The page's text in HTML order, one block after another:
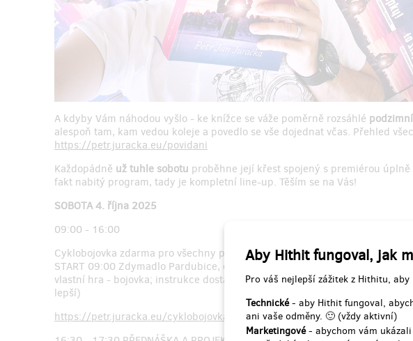
Aby Hithit fungoval, jak
Pro váš nejlepší zážitek z Hithitu,
Technické- aby Hithit fungoval,
ani vaše odměny. 🙂 (vždy aktivní)
Marketingové- abychom vám
A kdyby Vám náhodou vyšlo - ke knížce se váže poměrně rozsáhlé
alespoň tam, kam vedou koleje a povedlo se vše dojednat včas. Přehled
https://petr.juracka.eu/povidani
Každopádně už tuhle sobotu proběhne její křest spojený s premiérou
fakt nabitý program, tady je kompletní line-up. Těším se na Vás!
SOBOTA 4. října 2025
09:00 - 16:00
Cyklobojovka zdarma pro všechny příchozí zájemce o hezký společný čas
START 09:00 Zdymadlo Pardubice, odtud společná vyjížďka na Kunětickou
vlastní hra - bojovka; instrukce dostanete přímo na hradě; soutěží se
lepší)
https://petr.juracka.eu/cyklobojovka